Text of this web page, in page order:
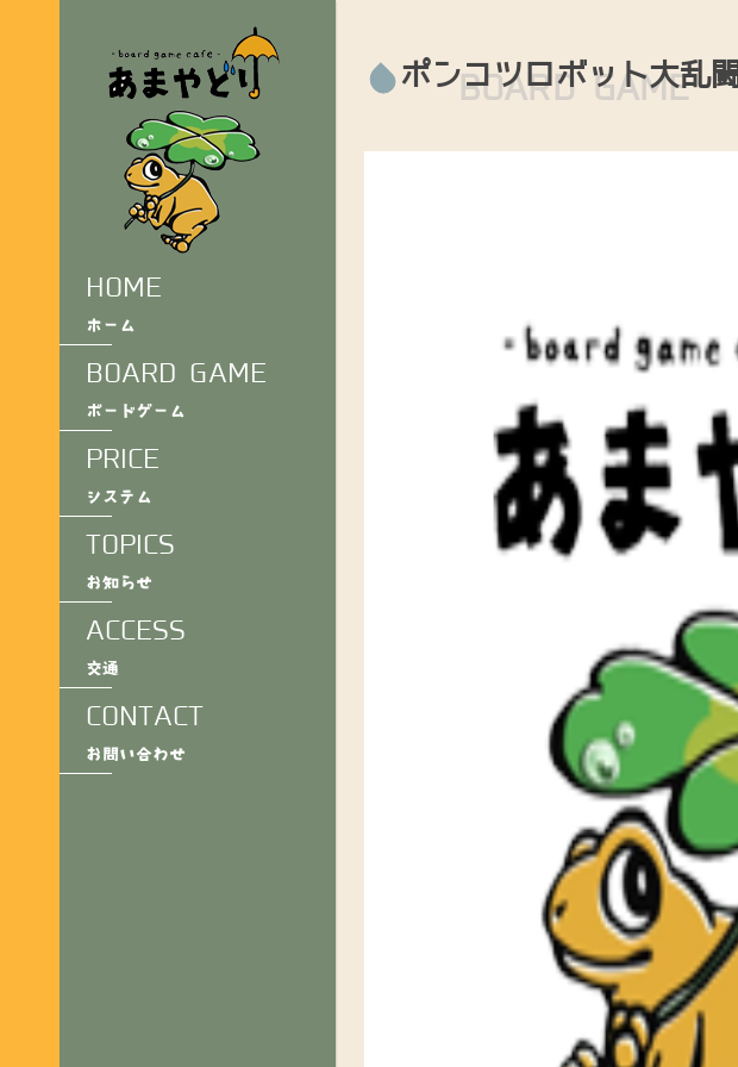
HOME
ホーム
BOARD GAME
ボードゲーム
PRICE
システム
TOPICS
お知らせ
ACCESS
交通
CONTACT
お問い合わせ
ポンコツロボット大乱闘
BOARD GAME